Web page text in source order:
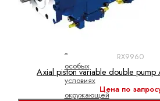
линейного
перемещения
в
особых
условиях
окружающей
RX9960
Axial piston variable double pump
Цена по